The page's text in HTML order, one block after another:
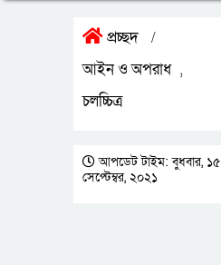
প্রচ্ছদ /
আইন ও অপরাধ ,
চলচ্চিত্র
আপডেট টাইম: বুধবার, ১৫
সেপ্টেম্বর, ২০২১